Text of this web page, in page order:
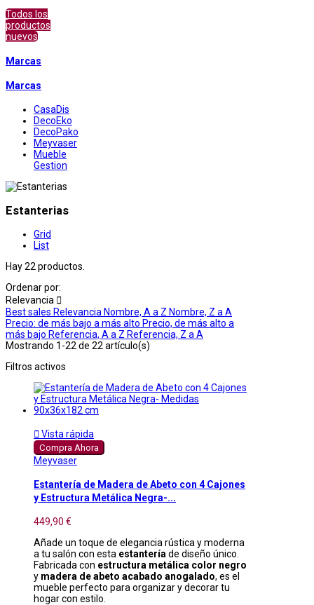
Todos los
productos
nuevos
Marcas
Marcas
CasaDis
DecoEko
DecoPako
Meyvaser
Mueble
Gestion
Estanterias
Grid
List
Hay 22 productos.
Ordenar por:
Relevancia 
Best sales Relevancia Nombre, A a Z Nombre, Z a A
Precio: de más bajo a más alto Precio, de más alto a
más bajo Referencia, A a Z Referencia, Z a A
Mostrando 1-22 de 22 artículo(s)
Filtros activos
 Vista rápida
Compra Ahora
Meyvaser
Estantería de Madera de Abeto con 4 Cajones
y Estructura Metálica Negra-...
449,90 €
Añade un toque de elegancia rústica y moderna
a tu salón con esta estantería de diseño único.
Fabricada con estructura metálica color negro
y madera de abeto acabado anogalado, es el
mueble perfecto para organizar y decorar tu
hogar con estilo.